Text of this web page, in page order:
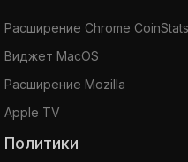
Расширение Chrome CoinStats
Виджет MacOS
Расширение Mozilla
Apple TV
Политики